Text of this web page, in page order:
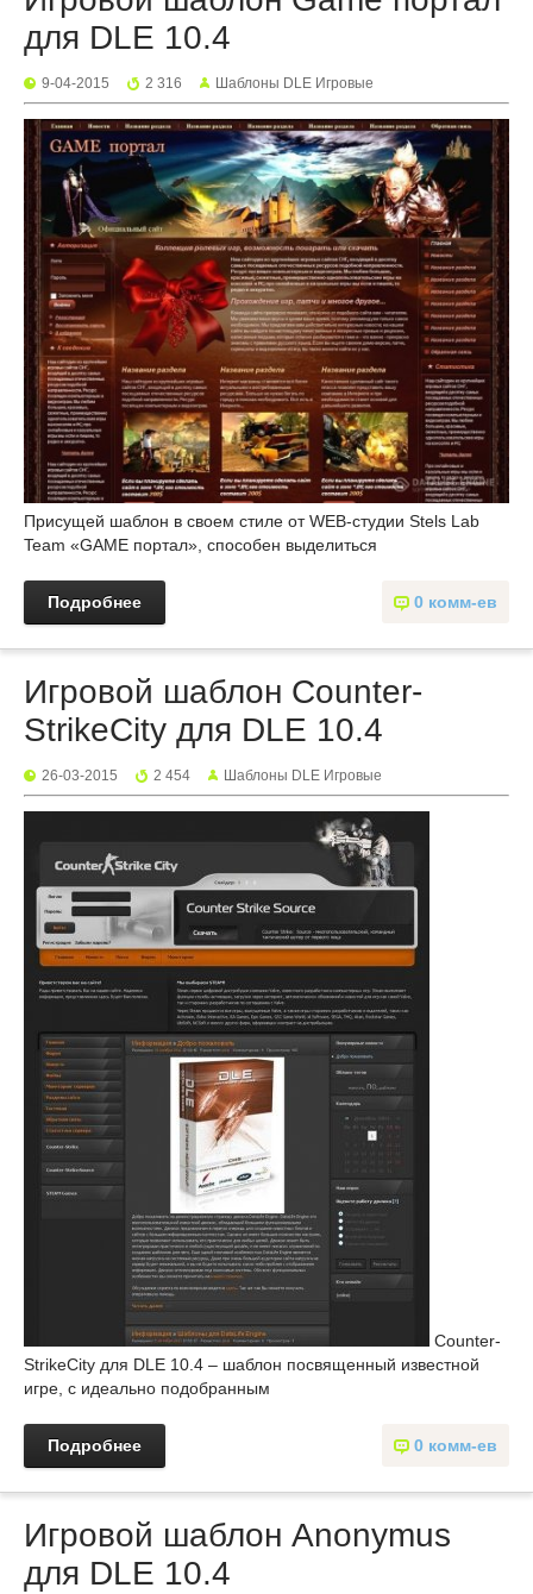
для DLE 10.4
9-04-2015 2 316 Шаблоны DLE Игровые
Присущей шаблон в своем стиле от WEB-студии Stels Lab
Team «GAME портал», способен выделиться
0 комм-ев
Подробнее
Игровой шаблон Counter-
StrikeCity для DLE 10.4
26-03-2015 2 454 Шаблоны DLE Игровые
Counter-
StrikeCity для DLE 10.4 – шаблон посвященный известной
игре, с идеально подобранным
0 комм-ев
Подробнее
Игровой шаблон Anonymus
для DLE 10.4